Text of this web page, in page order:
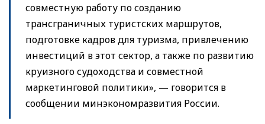
совместную работу по созданию
трансграничных туристских маршрутов,
подготовке кадров для туризма, привлечению
инвестиций в этот сектор, а также по развитию
круизного судоходства и совместной
маркетинговой политики», — говорится в
сообщении минэкономразвития России.